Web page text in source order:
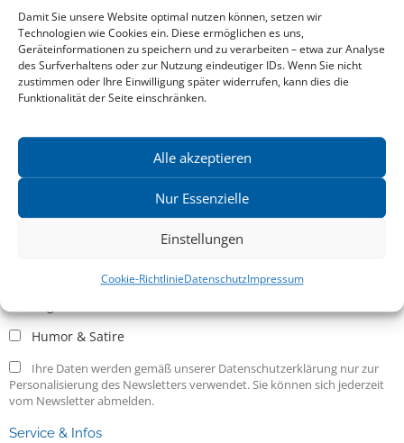
Damit Sie unsere Website optimal nutzen können, setzen wir
Technologien wie Cookies ein. Diese ermöglichen es uns,
Geräteinformationen zu speichern und zu verarbeiten – etwa zur Analyse
des Surfverhaltens oder zur Nutzung eindeutiger IDs. Wenn Sie nicht
zustimmen oder Ihre Einwilligung später widerrufen, kann dies die
Funktionalität der Seite einschränken.
Alle akzeptieren
Nur Essenzielle
Einstellungen
Cookie-RichtlinieDatenschutzImpressum
Mehr aktuelle Vorschauen ansehen
Newsletter
News zu aktuellen Neuheiten und Nachrichten im zu Klampen!
Verlag – jederzeit wieder abbestellbar.
Kritische Theorie / Philosophie
Belletristik & Biografien
Humor & Satire
Ihre Daten werden gemäß unserer Datenschutzerklärung nur zur
Personalisierung des Newsletters verwendet. Sie können sich jederzeit
vom Newsletter abmelden.
Service & Infos